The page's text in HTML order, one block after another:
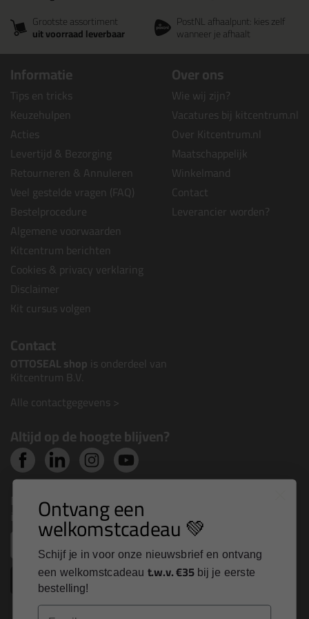
Grootste assortiment
uit voorraad leverbaar
PostNL afhaalpunt: kies zelf
wanneer je afhaalt
Informatie
Tips en tricks
Keuzehulpen
Acties
Levertijd & Bezorging
Retourneren & Annuleren
Veel gestelde vragen (FAQ)
Bestelprocedure
Algemene voorwaarden
Kitcentrum berichten
Cookies & privacy verklaring
Disclaimer
Kit cursus volgen
Over ons
Wie wij zijn?
Vacatures bij kitcentrum.nl
Over Kitcentrum.nl
Maatschappelijk
Winkelmand
Contact
Leverancier worden?
Contact
OTTOSEAL shop is onderdeel van
Kitcentrum B.V.
Alle contactgegevens >
Altijd op de hoogte blijven?
Nieuws, tips en exclusieve deals rechtstreeks in je
inbox
Inschrijven
Ontvang een
welkomstcadeau 💚
Schijf je in voor onze nieuwsbrief en ontvang
een welkomstcadeau t.w.v. €35 bij je eerste
bestelling!
Email